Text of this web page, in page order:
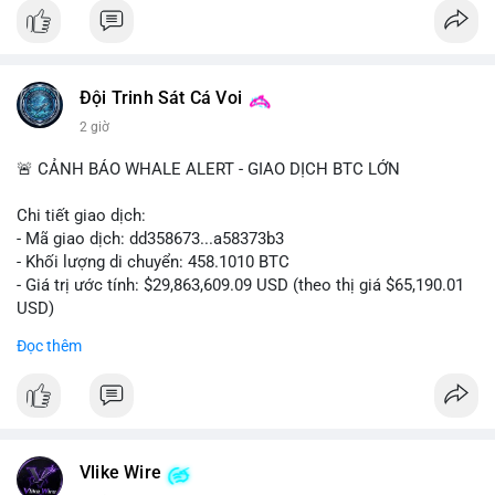
Đội Trinh Sát Cá Voi
2 giờ
🚨 CẢNH BÁO WHALE ALERT - GIAO DỊCH BTC LỚN
Chi tiết giao dịch:
- Mã giao dịch: dd358673...a58373b3
- Khối lượng di chuyển: 458.1010 BTC
- Giá trị ước tính: $29,863,609.09 USD (theo thị giá $65,190.01
USD)
Khối lượng 458 BTC trị giá gần 30 triệu USD được di chuyển
coin này mà không tách nhỏ thành nhiều giao dịch cho thấy
Đọc thêm
Vlike Wire